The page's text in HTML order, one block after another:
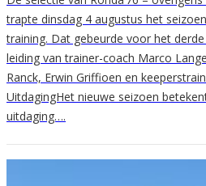
trapte dinsdag 4 augustus het
training. Dat gebeurde voor het
leiding van trainer-coach Marco
Ranck, Erwin Griffioen en
UitdagingHet nieuwe seizoen
uitdaging….